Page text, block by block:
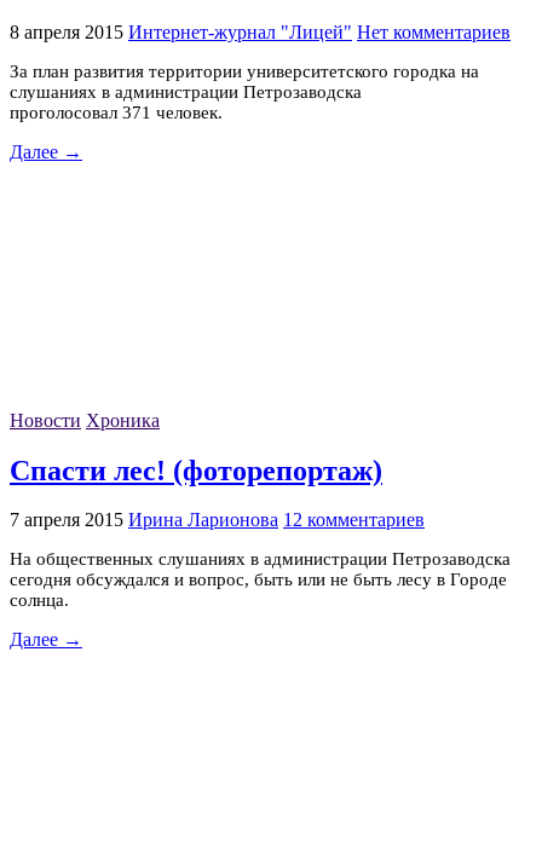
8 апреля 2015 Интернет-журнал "Лицей" Нет комментариев
За план развития территории университетского городка на
слушаниях в администрации Петрозаводска
проголосовал 371 человек.
Далее →
Новости Хроника
Спасти лес! (фоторепортаж)
7 апреля 2015 Ирина Ларионова 12 комментариев
На общественных слушаниях в администрации Петрозаводска
сегодня обсуждался и вопрос, быть или не быть лесу в Городе
солнца.
Далее →